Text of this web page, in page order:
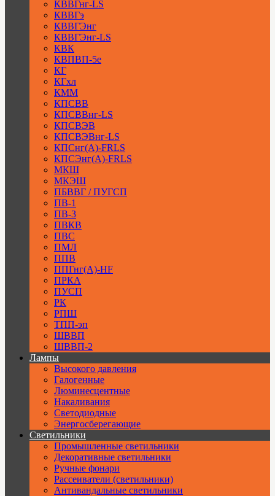
КВВГнг-LS
КВВГэ
КВВГЭнг
КВВГЭнг-LS
КВК
КВПВП-5е
КГ
КГхл
КММ
КПСВВ
КПСВВнг-LS
КПСВЭВ
КПСВЭВнг-LS
КПСнг(А)-FRLS
КПСЭнг(А)-FRLS
МКШ
МКЭШ
ПБВВГ / ПУГСП
ПВ-1
ПВ-3
ПВКВ
ПВС
ПМЛ
ППВ
ППГнг(А)-HF
ПРКА
ПУСП
РК
РПШ
ТПП-эп
ШВВП
ШВВП-2
Лампы
Высокого давления
Галогенные
Люминесцентные
Накаливания
Светодиодные
Энергосберегающие
Светильники
Промышленные светильники
Декоративные светильники
Ручные фонари
Рассеиватели (светильники)
Антивандальные светильники